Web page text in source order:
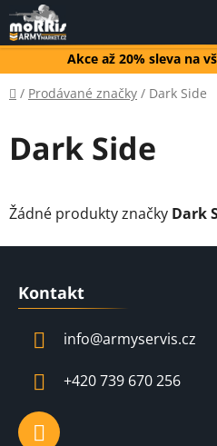
Přejít
na
obsah
Akce až 20% sleva na
Domů
/ Prodávané značky / Dark Side
Dark Side
Žádné produkty značky Dark
Kontakt
info@armyservis.cz
+420 739 670 256